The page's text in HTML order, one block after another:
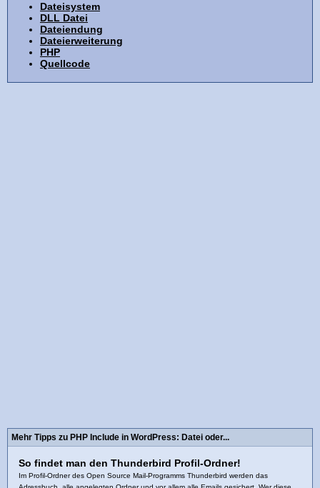
Dateisystem
DLL Datei
Dateiendung
Dateierweiterung
PHP
Quellcode
Mehr Tipps zu PHP Include in WordPress: Datei oder...
So findet man den Thunderbird Profil-Ordner!
Im Profil-Ordner des Open Source Mail-Programms Thunderbird werden das